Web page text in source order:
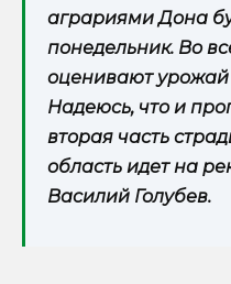
аграриями Дона
понедельник. Во
оценивают урожай
Надеюсь, что и
вторая часть
область идет на
Василий Голубев.